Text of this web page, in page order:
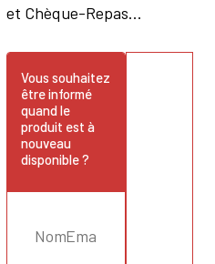
et Chèque-Repas...
Vous souhaitez
être informé
quand le
produit est à
nouveau
disponible ?